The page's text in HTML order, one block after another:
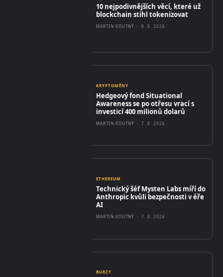
10 nejpodivnějších věcí, které už
blockchain stihl tokenizovat
MARTIN KOUTNÝ - 8. 8. 2026
KRYPTOMĚNY
Hedgeový fond Situational
Awareness se po otřesu vrací s
investicí 400 milionů dolarů
MARTIN KOUTNÝ - 7. 8. 2026
ETHEREUM
Technický šéf Mysten Labs míří do
Anthropic kvůli bezpečnosti v éře
AI
MARTIN KOUTNÝ - 7. 8. 2026
BURZY